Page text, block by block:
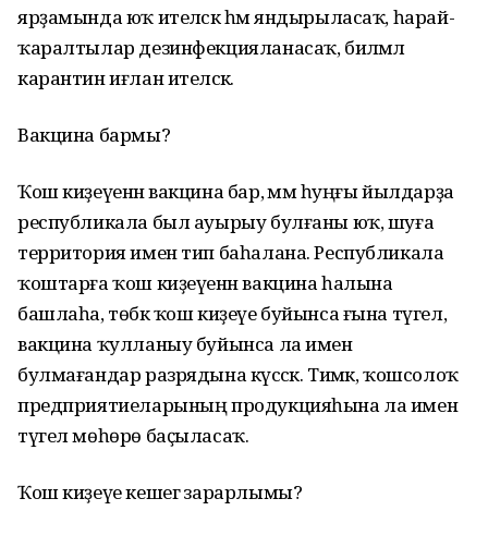
ярҙамында юҡ ителәсәк һәм яндырыласаҡ, һарай-
ҡаралтылар дезинфекцияланасаҡ, биләмәлә
карантин иғлан ителәсәк.
Вакцина бармы?
Ҡош киҙеүенән вакцина бар, әммә һуңғы йылдарҙа
республикала был ауырыу булғаны юҡ, шуға
территория имен тип баһалана. Республикала
ҡоштарға ҡош киҙеүенән вакцина һалына
башлаһа, төбәк ҡош киҙеүе буйынса ғына түгел,
вакцина ҡулланыу буйынса ла имен
булмағандар разрядына күсәсәк. Тимәк, ҡошсолоҡ
предприятиеларының продукцияһына ла имен
түгел мөһөрө баҫыласаҡ.
Ҡош киҙеүе кешегә зарарлымы?